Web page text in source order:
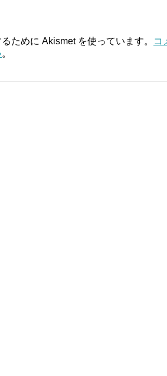
ために Akismet を使っています。
コ
。